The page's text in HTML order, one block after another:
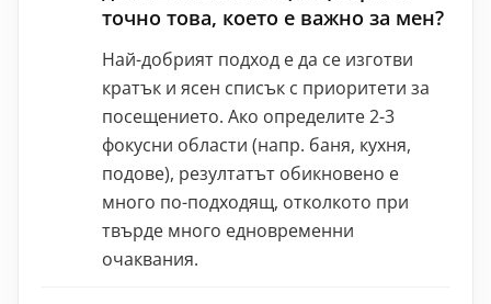
точно това, което е важно за мен?
Най-добрият подход е да се изготви
кратък и ясен списък с приоритети за
посещението. Ако определите 2-3
фокусни области (напр. баня, кухня,
подове), резултатът обикновено е
много по-подходящ, отколкото при
твърде много едновременни
очаквания.